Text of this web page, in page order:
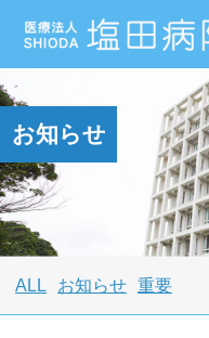
お知らせ
ALL お知らせ 重要